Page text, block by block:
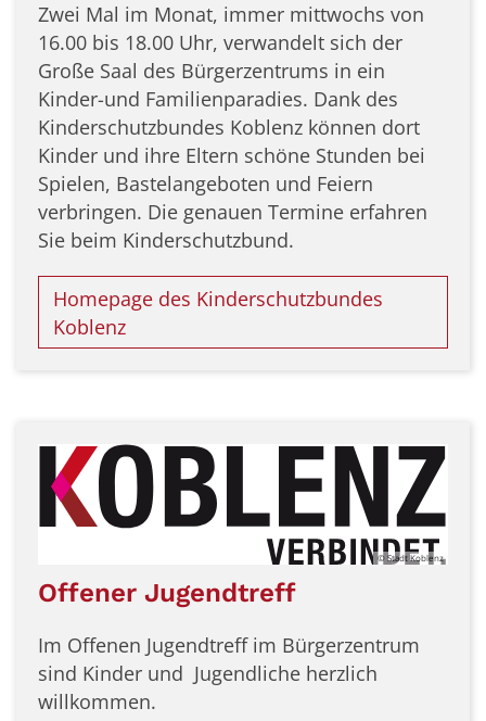
Zwei Mal im Monat, immer mittwochs von
16.00 bis 18.00 Uhr, verwandelt sich der
Große Saal des Bürgerzentrums in ein
Kinder-und Familienparadies. Dank des
Kinderschutzbundes Koblenz können dort
Kinder und ihre Eltern schöne Stunden bei
Spielen, Bastelangeboten und Feiern
verbringen. Die genauen Termine erfahren
Sie beim Kinderschutzbund.
Homepage des Kinderschutzbundes
Koblenz
© Stadt Koblenz
Offener Jugendtreff
Im Offenen Jugendtreff im Bürgerzentrum
sind Kinder und Jugendliche herzlich
willkommen.